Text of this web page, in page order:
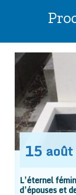
15 août
L’éternel
d’épouses et